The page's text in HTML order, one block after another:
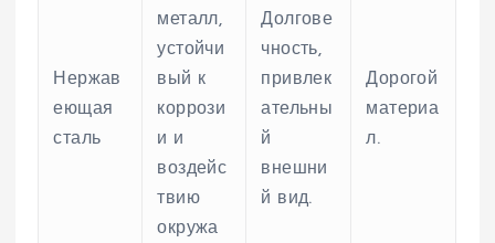
Нержав
еющая
сталь
металл,
устойчи
вый к
коррози
и и
воздейс
твию
окружа
Долгове
чность,
привлек
ательны
й
внешни
й вид.
Дорогой
материа
л.